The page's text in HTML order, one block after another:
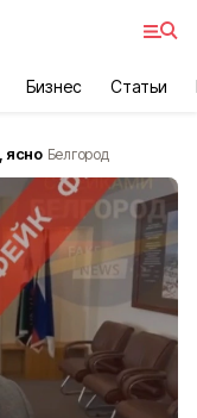
Бизнес Статьи
ясно Белгород